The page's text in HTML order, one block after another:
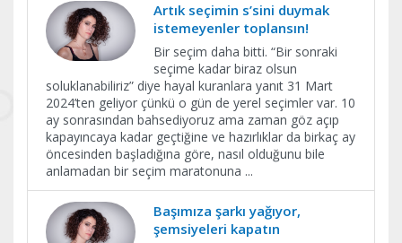
Artık seçimin s’sini duymak
istemeyenler toplansın!
Bir seçim daha bitti. “Bir sonraki
seçime kadar biraz olsun
soluklanabiliriz” diye hayal kuranlara yanıt 31 Mart
2024’ten geliyor çünkü o gün de yerel seçimler var. 10
ay sonrasından bahsediyoruz ama zaman göz açıp
kapayıncaya kadar geçtiğine ve hazırlıklar da birkaç ay
öncesinden başladığına göre, nasıl olduğunu bile
anlamadan bir seçim maratonuna ...
Başımıza şarkı yağıyor,
şemsiyeleri kapatın